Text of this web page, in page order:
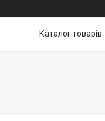
Каталог товарів